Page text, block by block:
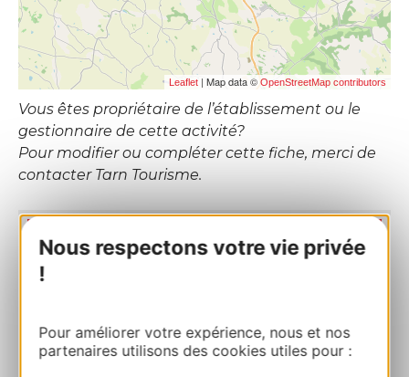
Nous respectons votre vie privée
!
Pour améliorer votre expérience, nous et nos
partenaires utilisons des cookies utiles pour :
Leaflet | Map data © OpenStreetMap contributors
Vous êtes propriétaire de l’établissement ou le
gestionnaire de cette activité?
Pour modifier ou compléter cette fiche, merci de
contacter Tarn Tourisme.
RÉSERVER
48 Place Jean Jaurès 81000 ALBI